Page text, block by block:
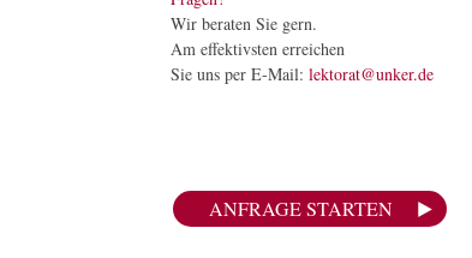
Wir beraten Sie gern.
Am effektivsten erreichen
Sie uns per E-Mail: lektorat@unker.de
ANFRAGE STARTEN